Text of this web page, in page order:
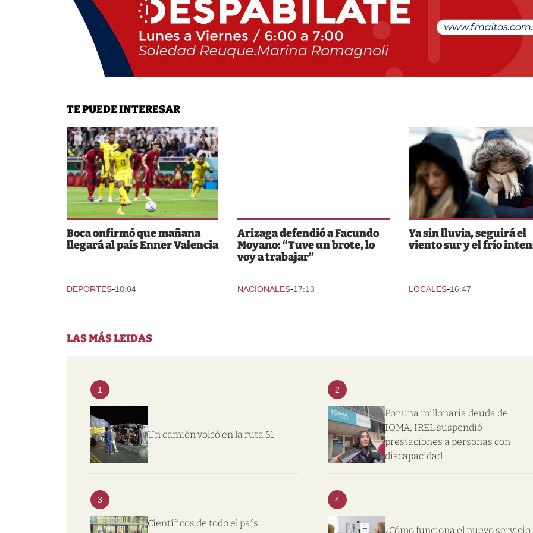
TE PUEDE INTERESAR
Boca onfirmó que mañana
llegará al país Enner Valencia
DEPORTES-18:04
Arizaga defendió a Facundo
Moyano: “Tuve un brote, lo
voy a trabajar”
NACIONALES-17:13
Ya sin lluvia, seguirá el
viento sur y el frío
LOCALES-16:47
LAS MÁS LEIDAS
1
Un camión volcó en la ruta 51
2
Por una millonaria deuda de
IOMA, IREL suspendió
prestaciones a personas con
discapacidad
3
Científicos de todo el país
4
¿Cómo funciona el nuevo servicio